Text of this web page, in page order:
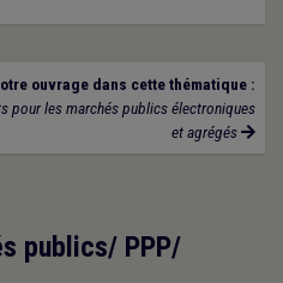
ouvrage dans cette thématique :
pour les marchés publics électroniques
et agrégés
publics/ PPP/